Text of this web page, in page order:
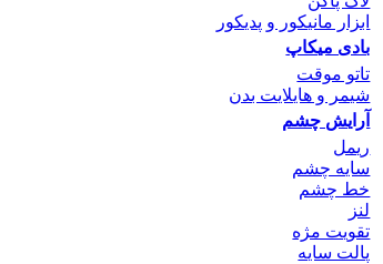
ابزار مانیکور و پدیکور
بادی میکاپ
تاتو موقت
شیمر و هایلایت بدن
آرایش چشم
ریمل
سایه چشم
خط چشم
لنز
تقویت مژه
پالت سایه